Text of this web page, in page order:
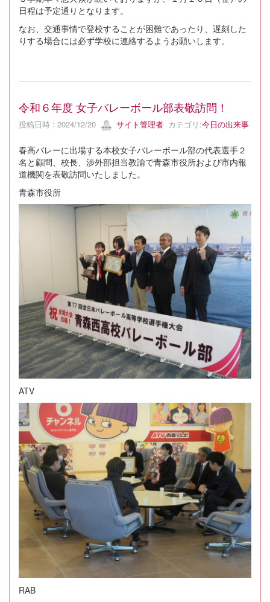
日程は予定通りとなります。
なお、交通事情で登校することが困難であったり、遅刻した
りする場合には必ず学校に連絡するようお願いします。
令和６年度 女子バレーボール部表敬訪問！
投稿日時 : 2024/12/20 サイト管理者 カテゴリ:今日の出来事
春高バレーに出場する本校女子バレーボール部の代表選手２
名と顧問、校長、渉外部担当教諭で青森市役所および市内報
道機関を表敬訪問いたしました。
青森市役所
ATV
RAB